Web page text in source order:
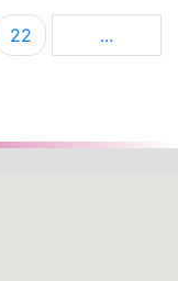
TAB para
Página
22 ...Páginas